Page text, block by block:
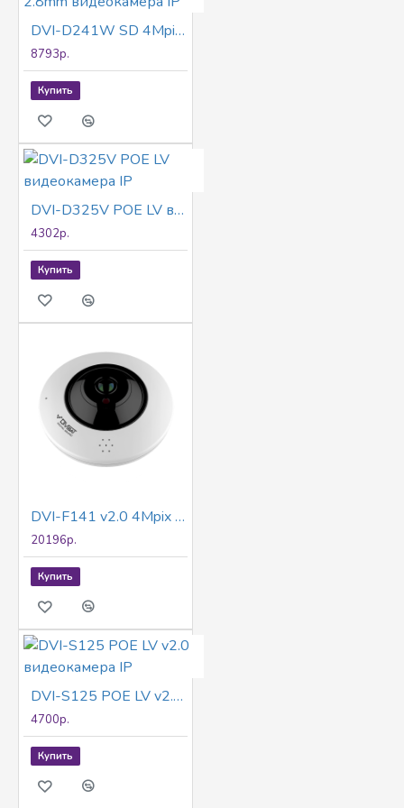
DVI-D241W SD 4Mpix 2.8mm видеокамера IP
8793р.
Купить
DVI-D325V POE LV видеокамера IP
4302р.
Купить
DVI-F141 v2.0 4Mpix 1.05mm видеокамера IP
20196р.
Купить
DVI-S125 POE LV v2.0 видеокамера IP
4700р.
Купить